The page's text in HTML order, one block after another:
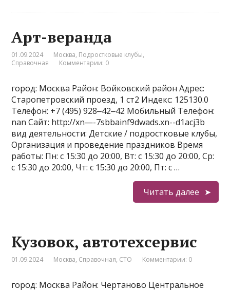
Арт-веранда
01.09.2024 Москва, Подростковые клубы,
Справочная
Комментарии: 0
город: Москва Район: Войковский район Адрес:
Старопетровский проезд, 1 ст2 Индекс: 125130.0
Телефон: +7 (495) 928‒42‒42 Мобильный Телефон:
nan Сайт: http://xn—-7sbbainf9dwads.xn--d1acj3b
вид деятельности: Детские / подростковые клубы,
Организация и проведение праздников Время
работы: Пн: с 15:30 до 20:00, Вт: с 15:30 до 20:00, Ср:
с 15:30 до 20:00, Чт: с 15:30 до 20:00, Пт: с …
Читать далее
Кузовок, автотехсервис
01.09.2024 Москва, Справочная, СТО Комментарии: 0
город: Москва Район: Чертаново Центральное